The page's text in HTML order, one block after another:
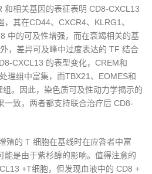
和相关基因的表征表明 CD8-CXCL13
其在CD44、CXCR4、KLRG1、
中的可及性增强，而在衰竭相关的基
，差异可及峰中过度表达的 TF 结合
CXCL13 的表型变化，CREM和
理组中富集，而TBX21、EOMES和
。因此，染色质可及性动力学揭示的
一致，两者都支持联合治疗后 CD8-
殖的 T 细胞在基线时在应答者中富
能是由于紫杉醇的影响。值得注意的
+T细胞，但发现血液中的 CD8 +